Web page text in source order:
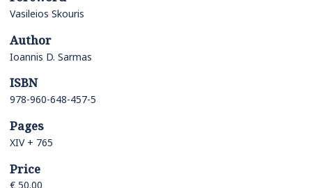
Vasileios Skouris
Author
Ioannis D. Sarmas
ISBN
978-960-648-457-5
Pages
XIV + 765
Price
€ 50.00